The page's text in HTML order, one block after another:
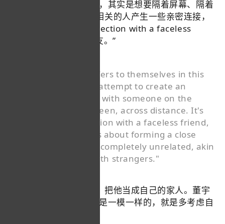
“大家能这样自称的时候，其实是想要隔着屏幕、隔着
距离，跟另外一个毫不相关的人产生一些亲密连接，
相当于一种closer connection with a faceless
friend。素未谋面的朋友。”
"When everyone refers to themselves in this
way, it's actually an attempt to create an
intimate connection with someone on the
other side of the screen, across distance. It's
like a closer connection with a faceless friend,
right? Essentially, it's about forming a close
bond with someone completely unrelated, akin
to making friends with strangers."
很多人欣赏他、支持他，把他当成自己的家人。董宇
辉说“我对他们的期待也是一模一样的，就是多考虑自